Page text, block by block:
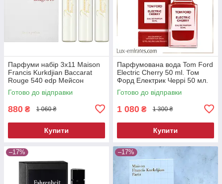
Парфуми набір 3x11 Maison
Francis Kurkdjian Baccarat
Rouge 540 edp Мейсон
Франсіс Баккарат Руж 540
Парфуми 33 мл.
Готово до відправки
880 ₴ 1 060 ₴
Купити
Парфумована вода Tom Ford
Electric Cherry 50 ml. Том
Форд Електрик Черрі 50 мл.
Готово до відправки
1 080 ₴ 1 300 ₴
Купити
–17% –17%